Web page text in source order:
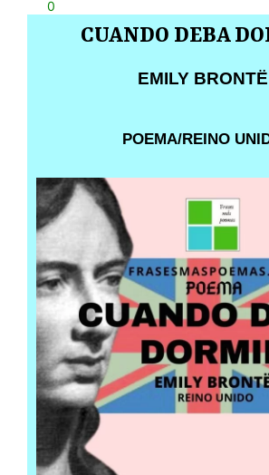
0
CUANDO DEBA
EMILY BRONTË
POEMA/REINO